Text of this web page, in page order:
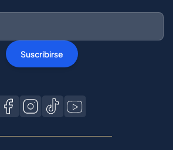
Suscribirse